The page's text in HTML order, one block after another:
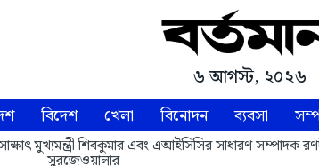
৬ আগস্ট, ২০২৬
বিদেশ খেলা বিনোদন ব্যবসা
মুখ্যমন্ত্রী শিবকুমার এবং এআইসিসির সাধারণ সম্পাদক
সুরজেওয়ালার